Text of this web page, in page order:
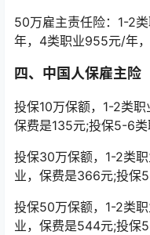
50万雇主责任险：1-2
年，4类职业955元/年
四、中国人保雇主险
投保10万保额，1-2类
保费是135元;投保5-6
投保30万保额，1-2类
业，保费是366元;投保
投保50万保额，1-2类
业，保费是544元;投保